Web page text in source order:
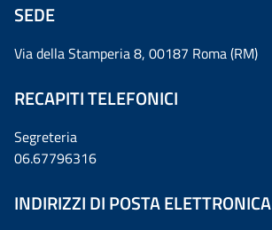
SEDE
Via della Stamperia 8, 00187 Roma (RM)
RECAPITI TELEFONICI
Segreteria
06.67796316
INDIRIZZI DI POSTA ELETTRONICA